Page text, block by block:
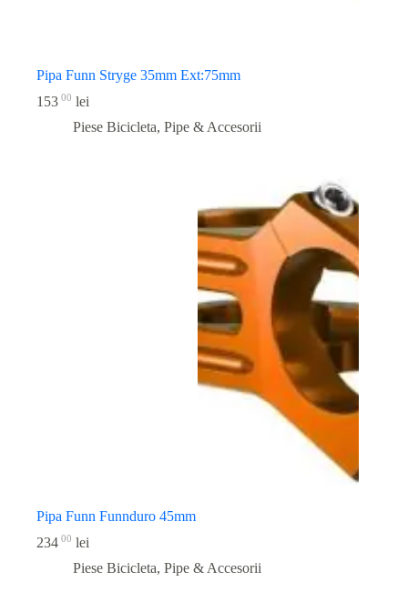
Pipa Funn Stryge 35mm Ext:75mm
153 00 lei
Piese Bicicleta, Pipe & Accesorii
Pipa Funn Funnduro 45mm
234 00 lei
Piese Bicicleta, Pipe & Accesorii